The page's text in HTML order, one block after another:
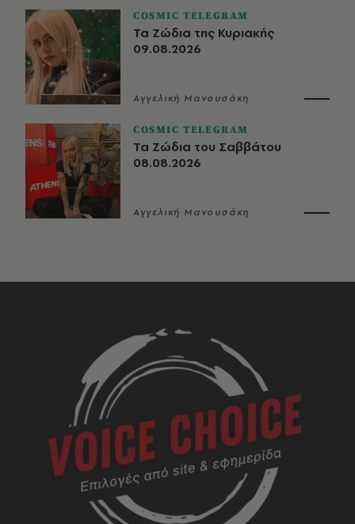
COSMIC TELEGRAM
Τα Ζώδια της Κυριακής
09.08.2026
Αγγελική Μανουσάκη
COSMIC TELEGRAM
Τα Ζώδια του Σαββάτου
08.08.2026
Αγγελική Μανουσάκη